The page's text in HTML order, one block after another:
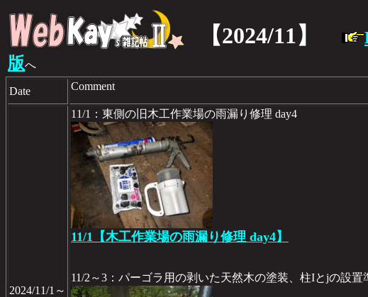
【2024/11】
版へ
Date Comment
2024/11/1～
11/1：東側の旧木工作業場の雨漏り修理 day4
11/1【木工作業場の雨漏り修理 day4】
11/2～3：パーゴラ用の剥いた天然木の塗装、柱Iとjの設置